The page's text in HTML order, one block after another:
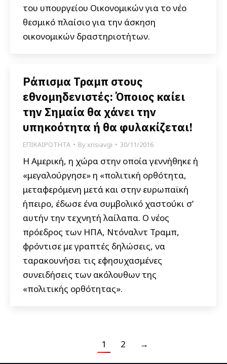
του υπουργείου Οικονομικών για το νέο
θεσμικό πλαίσιο για την άσκηση
οικονομικών δραστηριοτήτων.
Ράπισμα Τραμπ στους
εθνομηδενιστές: Όποιος καίει
την Σημαία θα χάνει την
υπηκοότητα ή θα φυλακίζεται!
ΕΠΙΚΑΙΡΟΤΗΤΑ Byxrisiavgi 30/11/2016
Η Αμερική, η χώρα στην οποία γεννήθηκε ή
«μεγαλούργησε» η «πολιτική ορθότητα,
μεταφερόμενη μετά και στην ευρωπαϊκή
ήπειρο, έδωσε ένα συμβολικό χαστούκι σ’
αυτήν την τεχνητή λαίλαπα. Ο νέος
πρόεδρος των ΗΠΑ, Ντόναλντ Τραμπ,
φρόντισε με γραπτές δηλώσεις, να
ταρακουνήσει τις εφησυχασμένες
συνειδήσεις των ακόλουθων της
«πολιτικής ορθότητας».
1 2 →